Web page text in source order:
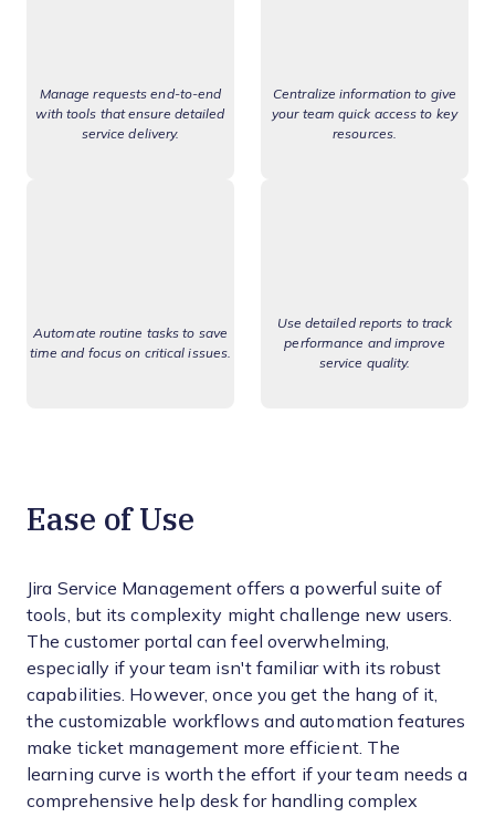
Manage requests end-to-end
with tools that ensure detailed
service delivery.
Centralize information to give
your team quick access to key
resources.
Automate routine tasks to save
time and focus on critical issues.
Use detailed reports to track
performance and improve
service quality.
Ease of Use
Jira Service Management offers a powerful suite of
tools, but its complexity might challenge new users.
The customer portal can feel overwhelming,
especially if your team isn't familiar with its robust
capabilities. However, once you get the hang of it,
the customizable workflows and automation features
make ticket management more efficient. The
learning curve is worth the effort if your team needs a
comprehensive help desk for handling complex